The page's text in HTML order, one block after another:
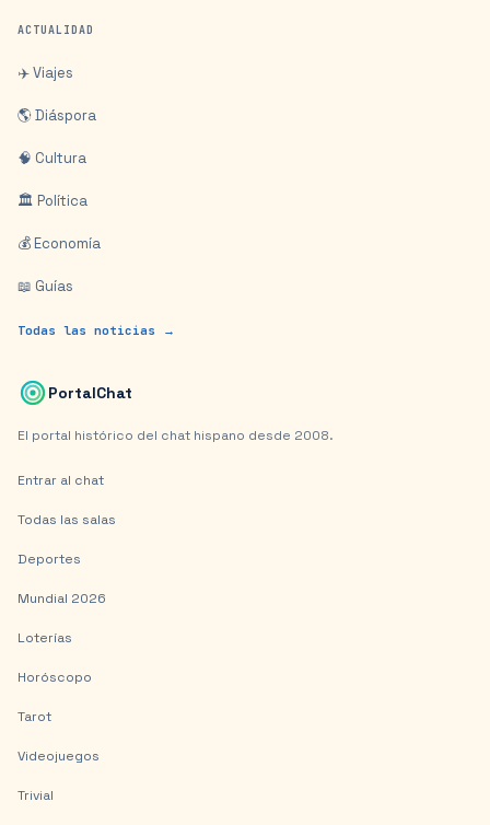
ACTUALIDAD
✈️ Viajes
🌎 Diáspora
🧠 Cultura
🏛️ Política
💰 Economía
📖 Guías
Todas las noticias →
PortalChat
El portal histórico del chat hispano desde 2008.
Entrar al chat
Todas las salas
Deportes
Mundial 2026
Loterías
Horóscopo
Tarot
Videojuegos
Trivial